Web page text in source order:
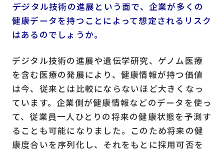
――デジタル技術の進展という面で、企業が多くの
健康データを持つことによって想定されるリスク
はあるのでしょうか。
デジタル技術の進展や遺伝学研究、ゲノム医療
を含む医療の発展により、健康情報が持つ価値
は今、従来とは比較にならないほど大きくなっ
ています。企業側が健康情報などのデータを使っ
て、従業員一人ひとりの将来の健康状態を予測す
ることも可能になりました。このため将来の健
康度合いを序列化し、それをもとに採用可否を